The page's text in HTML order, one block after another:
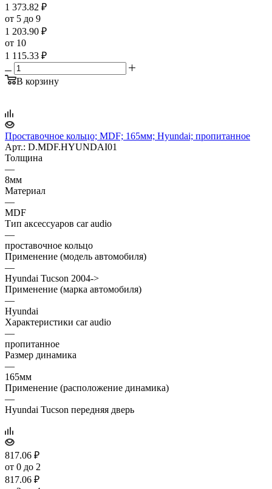
1 373.82 ₽
от 5 до 9
1 203.90 ₽
от 10
1 115.33 ₽
В корзину
Проставочное кольцо; MDF; 165мм; Hyundai; пропитанное
Арт.: D.MDF.HYUNDAI01
Толщина
—
8мм
Материал
—
MDF
Тип аксессуаров car audio
—
проставочное кольцо
Применение (модель автомобиля)
—
Hyundai Tucson 2004->
Применение (марка автомобиля)
—
Hyundai
Характеристики car audio
—
пропитанное
Размер динамика
—
165мм
Применение (расположение динамика)
—
Hyundai Tucson передняя дверь
817.06 ₽
от 0 до 2
817.06 ₽